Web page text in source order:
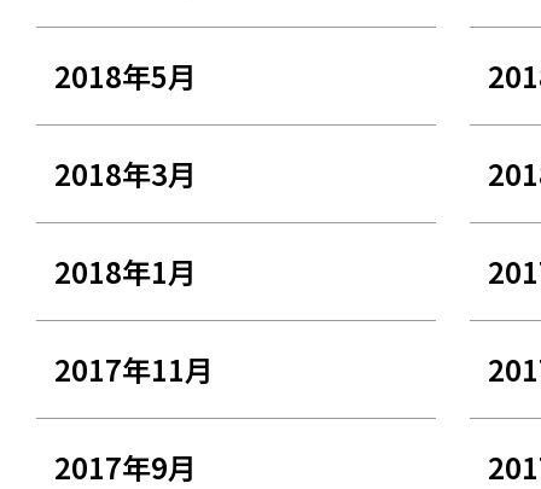
2018年5月
2018年3月
2018年1月
2017年11月
2017年9月